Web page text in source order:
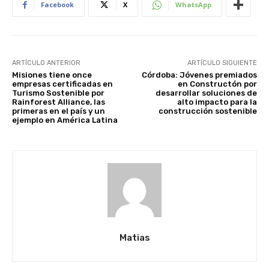
Facebook X WhatsApp
ARTÍCULO ANTERIOR
Misiones tiene once
empresas certificadas en
Turismo Sostenible por
Rainforest Alliance, las
primeras en el país y un
ejemplo en América Latina
ARTÍCULO SIGUIENTE
Córdoba: Jóvenes premiados
en Constructón por
desarrollar soluciones de
alto impacto para la
construcción sostenible
Matias